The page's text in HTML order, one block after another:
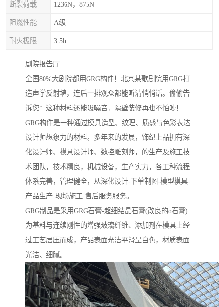
断裂荷载 1236N，875N
阻燃性能 A级
耐火极限 3.5h
剧院‌报告厅
全国80%大剧院都用GRG构件！北京某歌剧院用GRG打
造声学反射墙，连后一排观众都能听清悄悄话。偷偷告
诉您：这种材料还能吸噪音，隔壁装修再也不怕吵！
GRG构件是一种通过模具造型、纹理、质感与色彩表达
设计师想象力的材料。多年来的发展，饰纪上品拥有深
化设计师、模具设计师、数控雕刻师，的生产及施工技
术团队，技术精良，机械设备，生产实力，各工种流程
体系完善，管理健全，从深化设计-下单制图-模型模具-
产品生产-现场施工-售后服务服务。
GRG制品是采用GRG石膏-超细结晶石膏(改良的ɑ石膏)
为基料与连续刚性的增强玻璃纤维、添加剂在模具上经
过工艺层压而成，产品表面光洁平滑呈白色，材质表面
光洁、细腻。